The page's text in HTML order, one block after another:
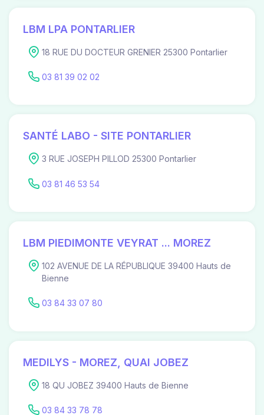
LBM LPA PONTARLIER
18 RUE DU DOCTEUR GRENIER 25300 Pontarlier
03 81 39 02 02
SANTÉ LABO - SITE PONTARLIER
3 RUE JOSEPH PILLOD 25300 Pontarlier
03 81 46 53 54
LBM PIEDIMONTE VEYRAT ... MOREZ
102 AVENUE DE LA RÉPUBLIQUE 39400 Hauts de
Bienne
03 84 33 07 80
MEDILYS - MOREZ, QUAI JOBEZ
18 QU JOBEZ 39400 Hauts de Bienne
03 84 33 78 78